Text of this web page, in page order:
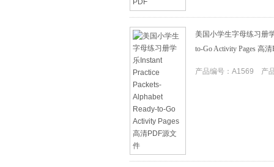
美国小学生字母练习册学
to-Go Activity Pages 高
产品编号：A1569 产